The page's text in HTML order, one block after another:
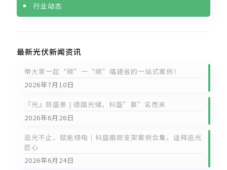
行业动态
最新光伏新闻资讯
带大家一起“碳”一“碳”福建省的一站式案例！
2026年7月10日
『光』筑盛景 | 德国光储，科盛”慕”名而来
2026年6月26日
追光不止，赋能绿电｜科盛跟踪支架案例合集，诠释追光
匠心
2026年6月24日